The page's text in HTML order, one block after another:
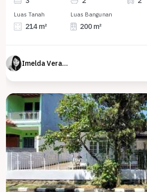
Luas Tanah
214 m²
Luas Bangunan
200 m²
Imelda Veranika